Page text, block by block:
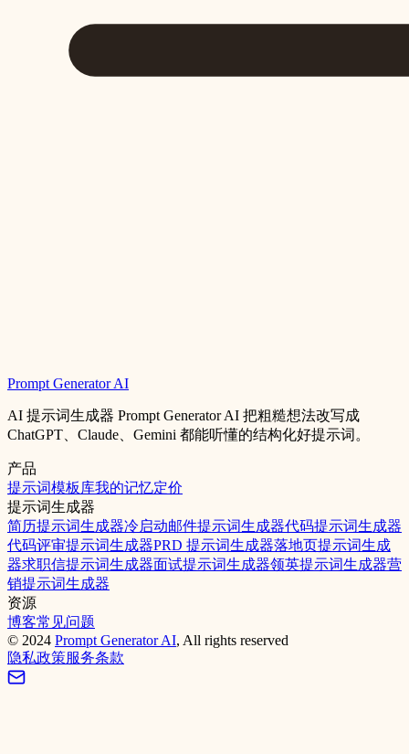
Prompt Generator AI
AI 提示词生成器 Prompt Generator AI 把粗糙想法改写成
ChatGPT、Claude、Gemini 都能听懂的结构化好提示词。
产品
提示词模板库我的记忆定价
提示词生成器
简历提示词生成器冷启动邮件提示词生成器代码提示词生成器
代码评审提示词生成器PRD 提示词生成器落地页提示词生成
器求职信提示词生成器面试提示词生成器领英提示词生成器营
销提示词生成器
资源
博客常见问题
© 2024 Prompt Generator AI, All rights reserved
隐私政策服务条款